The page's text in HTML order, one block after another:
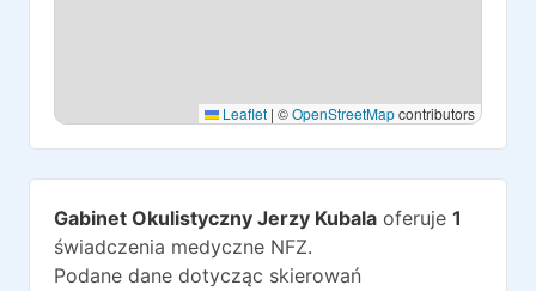
Leaflet | ©OpenStreetMapcontributors
Gabinet Okulistyczny Jerzy Kubala oferuje 1
świadczenia medyczne NFZ.
Podane dane dotycząc skierowań